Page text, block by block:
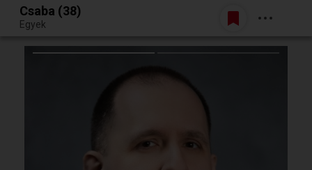
Egy jó randiból bármi lehet.
Belépés
Csaba (38)
Egyek